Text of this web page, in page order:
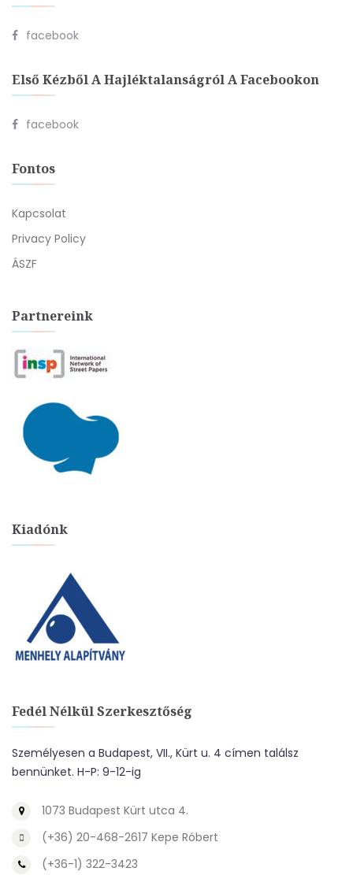
facebook
Első Kézből A Hajléktalanságról A Facebookon
facebook
Fontos
Kapcsolat
Privacy Policy
ÁSZF
Partnereink
Kiadónk
Fedél Nélkül Szerkesztőség
Személyesen a Budapest, VII., Kürt u. 4 címen találsz
bennünket. H-P: 9-12-ig
1073 Budapest Kürt utca 4.
(+36) 20-468-2617 Kepe Róbert
(+36-1) 322-3423